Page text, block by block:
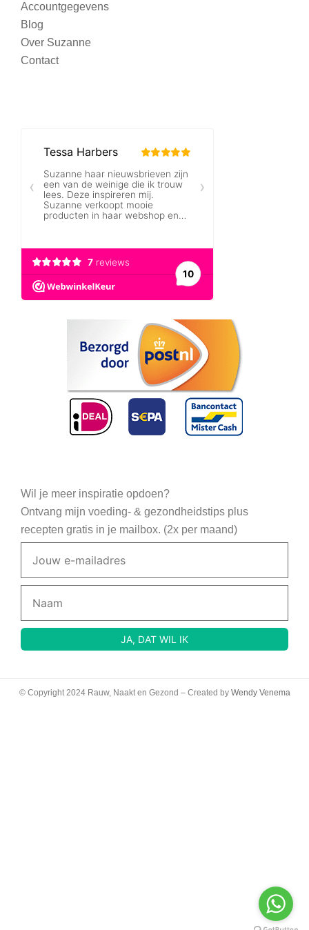
Accountgegevens
Blog
Over Suzanne
Contact
Wil je meer inspiratie opdoen?
Ontvang mijn voeding- & gezondheidstips plus
recepten gratis in je mailbox. (2x per maand)
© Copyright 2024 Rauw, Naakt en Gezond – Created by Wendy Venema